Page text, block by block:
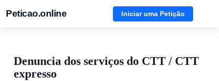
Peticao.online Iniciar uma Petição
Denuncia dos serviços do CTT / CTT
expresso